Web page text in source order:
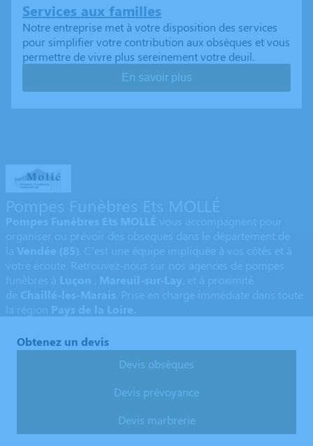
Services aux familles
Notre entreprise met à votre disposition des services
pour simplifier votre contribution aux obsèques et vous
permettre de vivre plus sereinement votre deuil.
En savoir plus
Pompes Funèbres Ets MOLLÉ vous accompagnent pour
organiser ou prévoir des obsèques dans le département de
la Vendée (85) . C’est une équipe impliquée à vos côtés et à
votre écoute. Retrouvez-nous sur nos agences de pompes
funèbres à Luçon Mareuil-sur-Lay et à proximité
de Chaillé-les-Marais . Prise en charge immédiate dans toute
la région Pays de la Loire.
Obtenez un devis
Devis obsèques
Devis prévoyance
Devis marbrerie